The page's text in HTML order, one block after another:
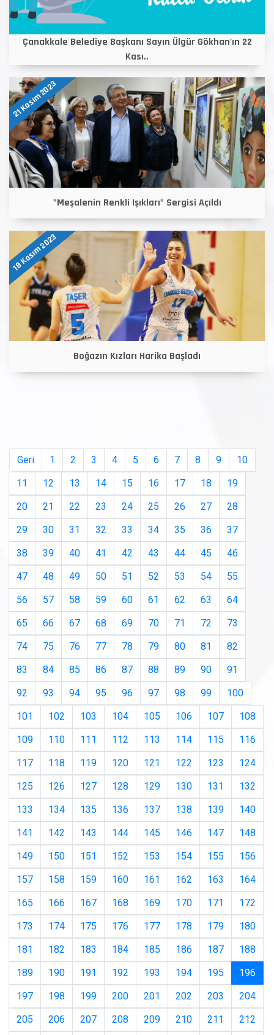
Çanakkale Belediye Başkanı Sayın Ülgür Gökhan'ın 22
Kası..
21 Kasım 2023
"Meşalenin Renkli Işıkları" Sergisi Açıldı
18 Kasım 2023
Boğazın Kızları Harika Başladı
Geri 1 2 3 4 5 6 7 8 9
10
11
12 13 14 15 16 17 18
19
20
21 22 23 24 25 26 27
28
29
30 31 32 33 34 35 36
37
38
39 40 41 42 43 44 45
46
47
48 49 50 51 52 53 54
55
56
57 58 59 60 61 62 63
64
65
66 67 68 69 70 71 72
73
74
75 76 77 78 79 80 81
82
83
84 85 86 87 88 89 90
91
92
93 94 95 96 97 98 99
100
101
102 103 104 105 106 107
108
109
110 111 112 113 114 115
116
117
118 119 120 121 122 123
124
125
126 127 128 129 130 131
132
133
134 135 136 137 138 139
140
141
142 143 144 145 146 147
148
149
150 151 152 153 154 155
156
157
158 159 160 161 162 163
164
165
166 167 168 169 170 171
172
173
174 175 176 177 178 179
180
181
182 183 184 185 186 187
188
189
190 191 192 193 194 195 196
197 198 199 200 201 202 203
204
205
206 207 208 209 210 211
212